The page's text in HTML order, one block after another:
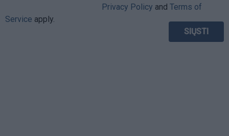
Privacy Policy and Terms of
Service apply.